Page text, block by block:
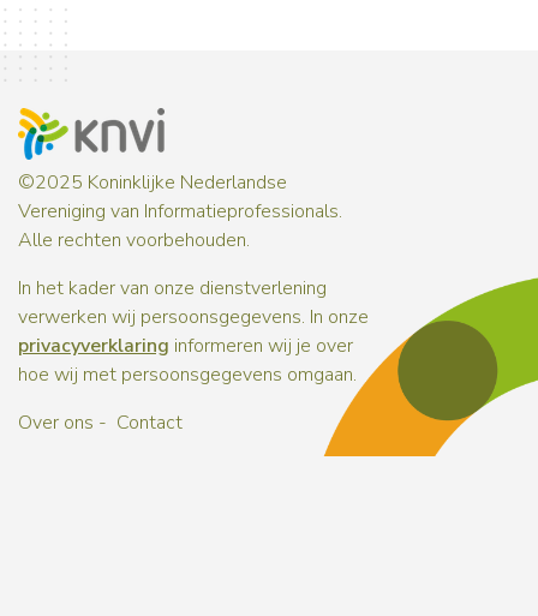
©2025 Koninklijke Nederlandse
Vereniging van Informatieprofessionals.
Alle rechten voorbehouden.
In het kader van onze dienstverlening
verwerken wij persoonsgegevens. In onze
privacyverklaring informeren wij je over
hoe wij met persoonsgegevens omgaan.
Over ons
Contact